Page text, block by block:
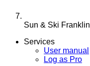
Sun & Ski Franklin
Services
User manual
Log as Pro